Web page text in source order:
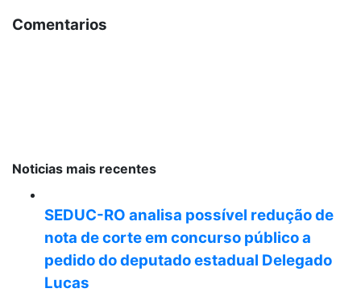
Comentarios
Noticias mais recentes
SEDUC-RO analisa possível redução de
nota de corte em concurso público a
pedido do deputado estadual Delegado
Lucas